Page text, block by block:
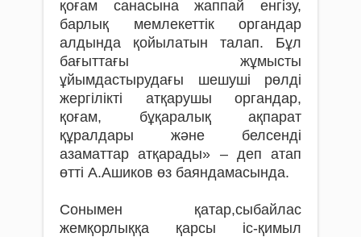
қоғам санасына жаппай енгізу,
барлық мемлекеттік органдар
алдында қойылатын талап. Бұл
бағыттағы жұмысты
ұйымдастырудағы шешуші рөлді
жергілікті атқарушы органдар,
қоғам, бұқаралық ақпарат
құралдары және белсенді
азаматтар атқарады» – деп атап
өтті А.Ашиков өз баяндамасында.
Сонымен қатар,сыбайлас
жемқорлыққа қарсы іс-қимыл